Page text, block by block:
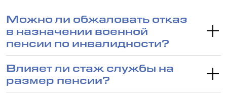
Можно ли обжаловать отказ
в назначении военной
пенсии по инвалидности?
Влияет ли стаж службы на
размер пенсии?